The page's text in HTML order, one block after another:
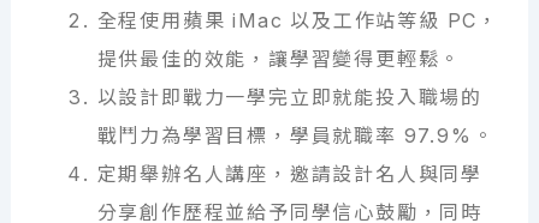
全程使用蘋果 iMac 以及工作站等級 PC，
提供最佳的效能，讓學習變得更輕鬆。
以設計即戰力一學完立即就能投入職場的
戰鬥力為學習目標，學員就職率 97.9%。
定期舉辦名人講座，邀請設計名人與同學
分享創作歷程並給予同學信心鼓勵，同時